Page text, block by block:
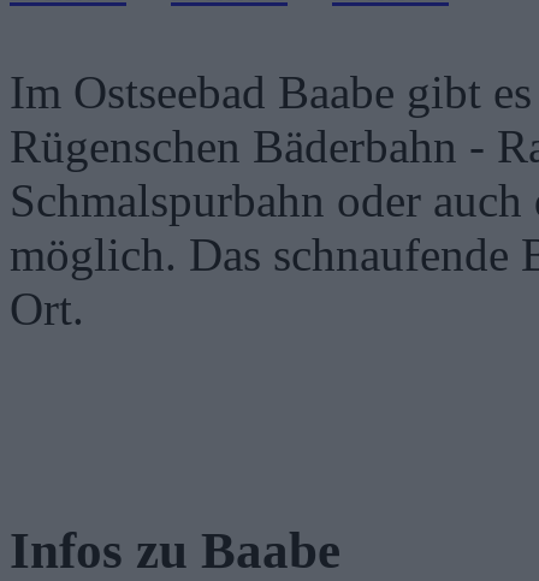
Im Ostseebad Baabe gibt
Rügenschen Bäderbahn -
Schmalspurbahn oder
möglich. Das schnaufende
Ort.
Infos zu Baabe